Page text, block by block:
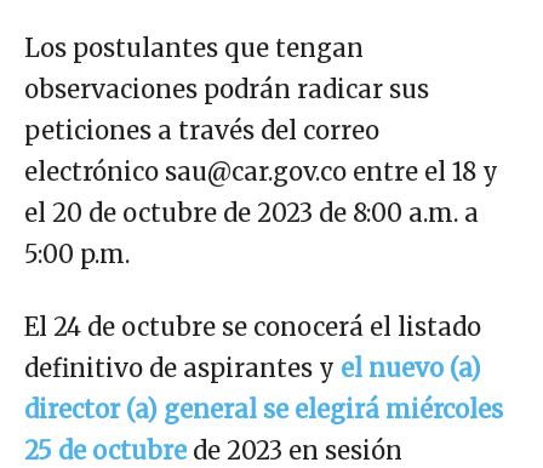
Los postulantes que tengan
observaciones podrán radicar sus
peticiones a través del correo
electrónico sau@car.gov.co entre el 18 y
el 20 de octubre de 2023 de 8:00 a.m. a
5:00 p.m.
El 24 de octubre se conocerá el listado
definitivo de aspirantes y el nuevo (a)
director (a) general se elegirá miércoles
25 de octubre de 2023 en sesión